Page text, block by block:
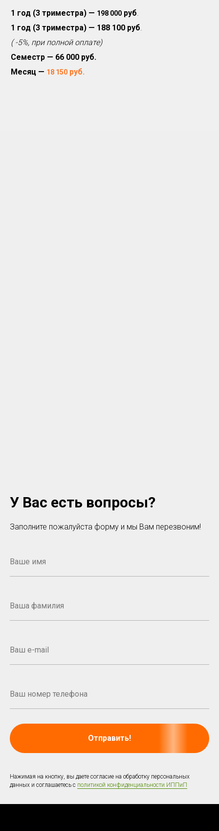
1 год (3 триместра) — 198 000 руб.
1 год (3 триместра) — 188 100 руб.
( -5%, при полной оплате)
Семестр — 66 000 руб.
Месяц — 18 150 руб.
У Вас есть вопросы?
Заполните пожалуйста форму и мы Вам перезвоним!
Отправить!
Нажимая на кнопку, вы даете согласие на обработку персональных
данных и соглашаетесь с политикой конфиденциальности ИППиП